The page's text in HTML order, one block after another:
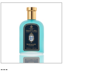
---